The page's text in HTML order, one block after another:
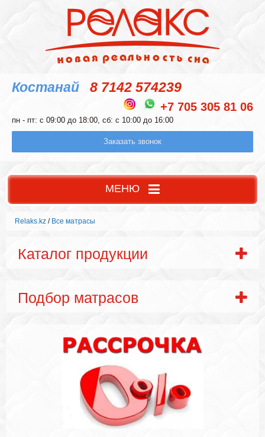
Костанай 8 7142 574239
+7 705 305 81 06
пн - пт: с 09:00 до 18:00, сб: с 10:00 до 16:00
Заказать звонок
МЕНЮ
Relaks.kz / Все матрасы
Каталог продукции
Подбор матрасов